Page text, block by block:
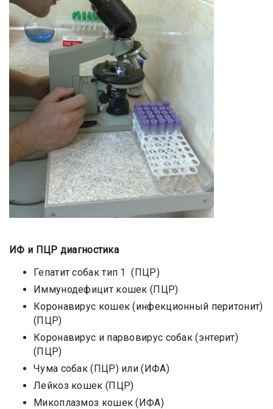
ИФ и ПЦР диагностика
Гепатит собак тип 1 (ПЦР)
Иммунодефицит кошек (ПЦР)
Коронавирус кошек (инфекционный перитонит)
(ПЦР)
Коронавирус и парвовирус собак (энтерит)
(ПЦР)
Чума собак (ПЦР) или (ИФА)
Лейкоз кошек (ПЦР)
Микоплазмоз кошек (ИФА)